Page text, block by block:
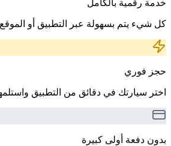
خدمة رقمية بالكامل
كل شيء يتم بسهولة عبر التطبيق أو
حجز فوري
اختر سيارتك في دقائق من التطبيق
بدون دفعة أولى كبيرة